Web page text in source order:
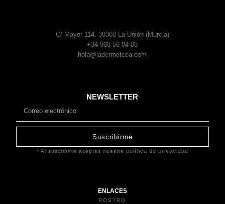
C/ Mayor 114, 30360 La Unión (Murcia)
+34 968 56 04 08
hola@ladermoteca.com
NEWSLETTER
Suscribirme
* Al suscribirte aceptas nuestra política de privacidad
ENLACES
ROSTRO